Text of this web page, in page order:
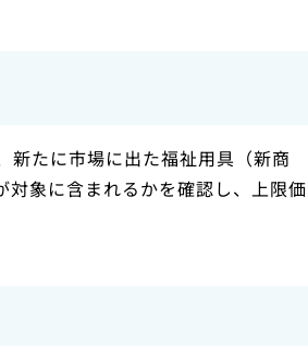
新たに市場に出た福祉用具（新商
象に含まれるかを確認し、上限価